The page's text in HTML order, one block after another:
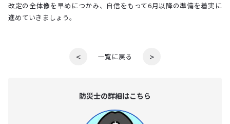
改定の全体像を早めにつかみ、自信をもって6月以降の準備を着実に
進めていきましょう。
< 一覧に戻る >
防災⼠の詳細はこちら